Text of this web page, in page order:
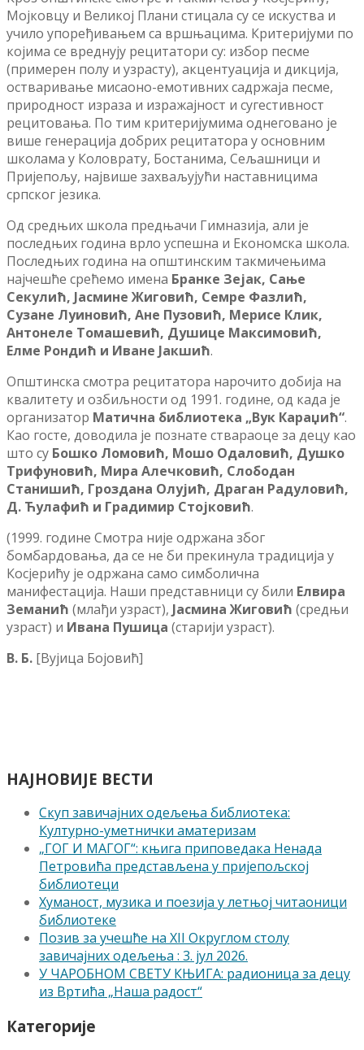
Мојковцу и Великој Плани стицала су се искуства и
учило упоређивањем са вршњацима. Критеријуми по
којима се вреднују рецитатори су: избор песме
(примерен полу и узрасту), акцентуација и дикција,
остваривање мисаоно-емотивних садржаја песме,
природност израза и изражајност и сугестивност
рецитовања. По тим критеријумима однеговано је
више генерација добрих рецитатора у основним
школама у Коловрату, Бостанима, Сељашници и
Пријепољу, највише захваљујући наставницима
српског језика.
Од средњих школа предњачи Гимназија, али је
последњих година врло успешна и Економска школа.
Последњих година на општинским такмичењима
најчешће срећемо имена Бранке Зејак, Сање
Секулић, Јасмине Жиговић, Семре Фазлић,
Сузане Луиновић, Ане Пузовић, Мерисе Клик,
Антонеле Томашевић, Душице Максимовић,
Елме Рондић и Иване Јакшић.
Општинска смотра рецитатора нарочито добија на
квалитету и озбиљности од 1991. године, од када је
организатор Матична библиотека „Вук Караџић“.
Као госте, доводила је познате ствараоце за децу као
што су Бошко Ломовић, Мошо Одаловић, Душко
Трифуновић, Мира Алечковић, Слободан
Станишић, Гроздана Олујић, Драган Радуловић,
Д. Ћулафић и Градимир Стојковић.
(1999. године Смотра није одржана због
бомбардовања, да се не би прекинула традиција у
Косјерићу је одржана само симболична
манифестација. Наши представници су били Елвира
Земанић (млађи узраст), Јасмина Жиговић (средњи
узраст) и Ивана Пушица (старији узраст).
В. Б. [Вујица Бојовић]
НАЈНОВИЈЕ ВЕСТИ
Скуп завичајних одељења библиотека:
Културно-уметнички аматеризам
„ГОГ И МАГОГ“: књига приповедака Ненада
Петровића представљена у пријепољској
библиотеци
Хуманост, музика и поезија у летњој читаоници
библиотеке
Позив за учешће на XII Округлом столу
завичајних одељења : 3. јул 2026.
У ЧАРОБНОМ СВЕТУ КЊИГА: радионица за децу
из Вртића „Наша радост“
Категорије